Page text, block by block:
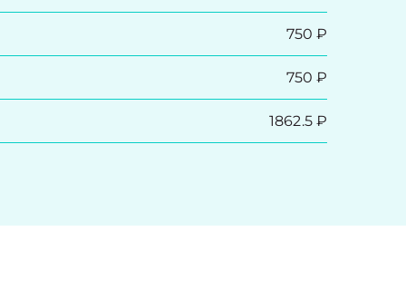
750 ₽
750 ₽
1862.5 ₽